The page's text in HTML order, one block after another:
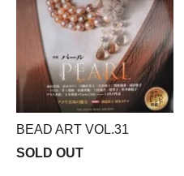
BEAD ART VOL.31
SOLD OUT